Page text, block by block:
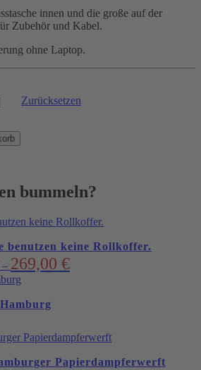
innen und die große auf der
Zubehör und Kabel.
ohne Laptop.
Zurücksetzen
bummeln?
benutzen keine Rollkoffer.
– 269,00 €
Papierdampferwerft